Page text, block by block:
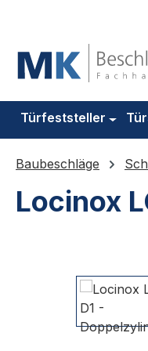
Türfeststeller
Baubeschläge
Locinox
Bildergalerie